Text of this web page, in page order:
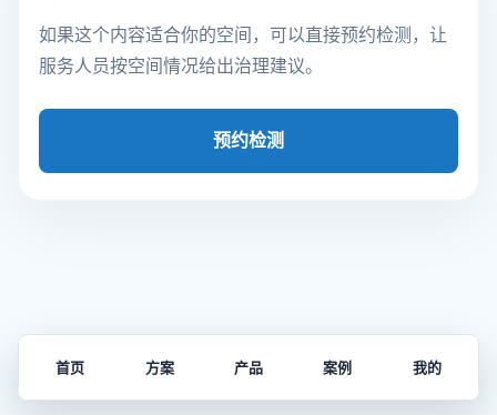
如果这个内容适合你的空间，可以直接预约检测，让
服务人员按空间情况给出治理建议。
预约检测
首页 方案 产品 案例 我的